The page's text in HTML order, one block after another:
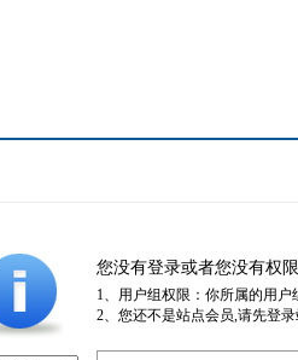
您没有登录或者您没有权
1、用户组权限：你所属的用户
2、您还不是站点会员,请先登录